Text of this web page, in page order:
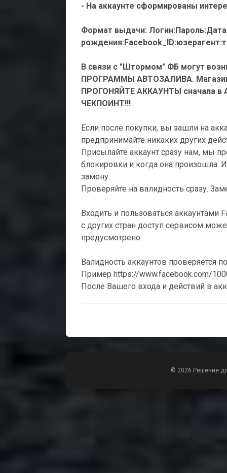
- На аккаунте сформированы
Формат выдачи: Логин:Пароль:Дата
В связи с "Штормом" ФБ могут
ПРОГРАММЫ АВТОЗАЛИВА. Магазин
ПРОГОНЯЙТЕ АККАУНТЫ сначала в
ЧЕКПОИНТ!!!
Если после покупки, вы зашли на
предпринимайте никаких других
Присылайте аккаунт сразу нам, мы
блокировки и когда она произошла.
замену.
Проверяйте на валидность сразу.
Входить и пользоваться аккаунтами
с других стран доступ сервисом
предусмотрено.
Валидность аккаунтов проверяется
Пример https://www.facebook.com/
После Вашего входа и действий в
© 2026 Решение